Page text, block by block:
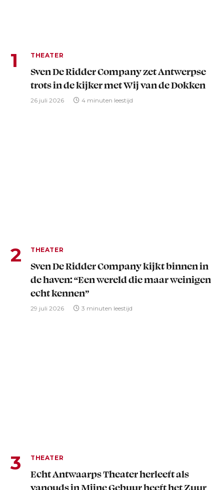
THEATER
Sven De Ridder Company zet Antwerpse
trots in de kijker met Wij van de Dokken
26 juli 2026 4 minuten leestijd
THEATER
Sven De Ridder Company kijkt binnen in
de haven: “Een wereld die maar weinigen
echt kennen”
29 juli 2026 3 minuten leestijd
THEATER
Echt Antwaarps Theater herleeft als
vanouds in Mijne Gebuur heeft het Zuur